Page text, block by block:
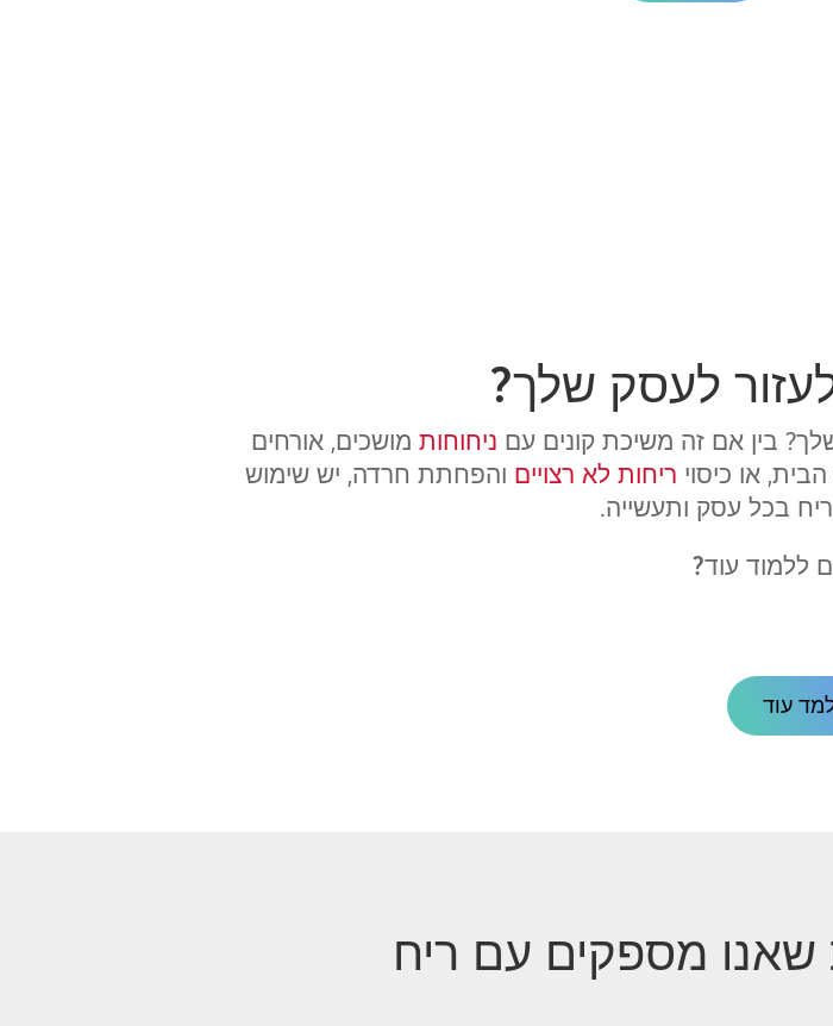
לעסק שלך?
בין אם זה משיכת קונים עם ניחוחות מושכים, אורחים
או כיסוי ריחות לא רצויים והפחתת חרדה, יש שימוש
בכל עסק ותעשייה.
ללמוד עוד?
עוד
מספקים עם ריח